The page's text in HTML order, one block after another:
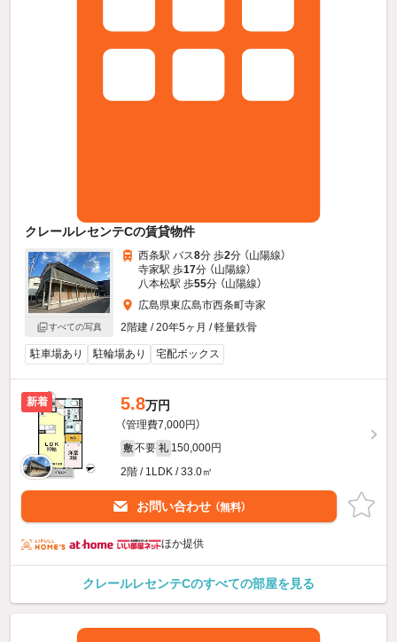
クレールレセンテCの賃貸物件
すべての写真
西条駅 バス8分 歩2分 （山陽線）
寺家駅 歩17分 （山陽線）
八本松駅 歩55分 （山陽線）
広島県東広島市西条町寺家
2階建 / 20年5ヶ月 / 軽量鉄骨
駐車場あり 駐輪場あり 宅配ボックス
新着 5.8万円
（管理費7,000円）
敷 不要 礼 150,000円
2階 / 1LDK / 33.0㎡
お問い合わせ （無料）
ほか提供
クレールレセンテCのすべての部屋を見る